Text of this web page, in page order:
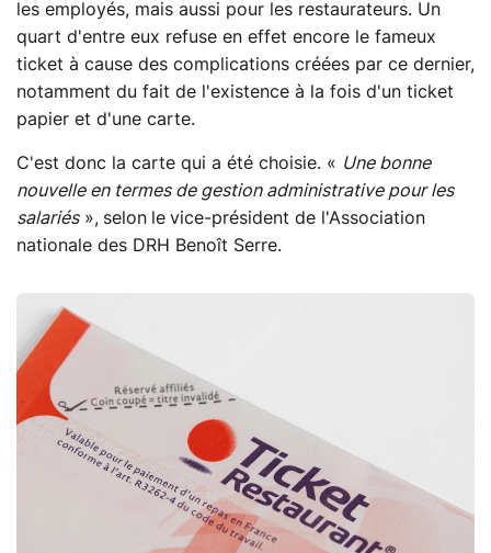
les employés, mais aussi pour les restaurateurs. Un
quart d'entre eux refuse en effet encore le fameux
ticket à cause des complications créées par ce dernier,
notamment du fait de l'existence à la fois d'un ticket
papier et d'une carte.
C'est donc la carte qui a été choisie. « Une bonne
nouvelle en termes de gestion administrative pour les
salariés», selon le vice-président de l'Association
nationale des DRH Benoît Serre.